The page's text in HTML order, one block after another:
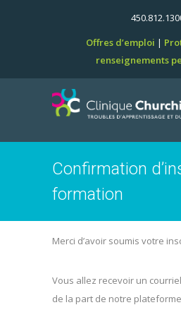
Offres d’emploi
renseignements
Confirmation
formation
Merci d’avoir soumis votre
Vous allez recevoir un
de la part de notre